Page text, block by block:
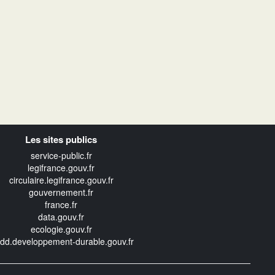
Les sites publics
service-public.fr
legifrance.gouv.fr
circulaire.legifrance.gouv.fr
gouvernement.fr
france.fr
data.gouv.fr
ecologie.gouv.fr
durable.gouv.fr